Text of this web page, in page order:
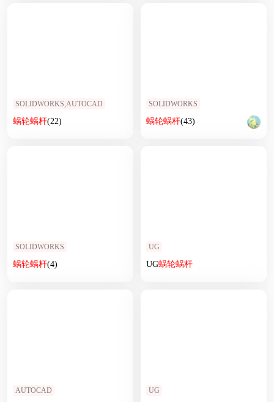
SOLIDWORKS,AUTOCAD
蜗轮蜗杆(22)
SOLIDWORKS
蜗轮蜗杆(43)
SOLIDWORKS
蜗轮蜗杆(4)
UG
UG蜗轮蜗杆
AUTOCAD UG